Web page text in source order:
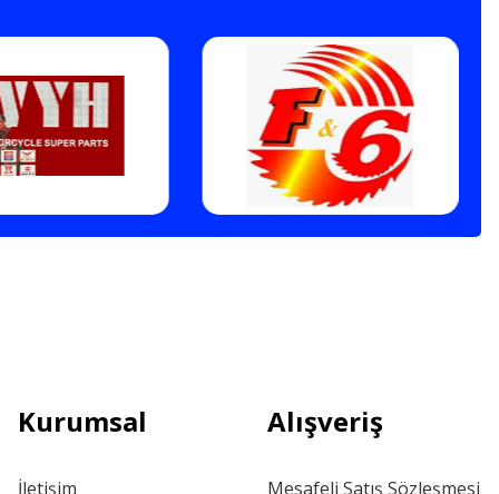
Kurumsal
İletişim
Alışveriş
Mesafeli Satış Sözleşmesi